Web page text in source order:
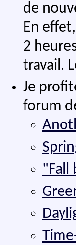
de
En
2
travail.
Je
forum
"Fall